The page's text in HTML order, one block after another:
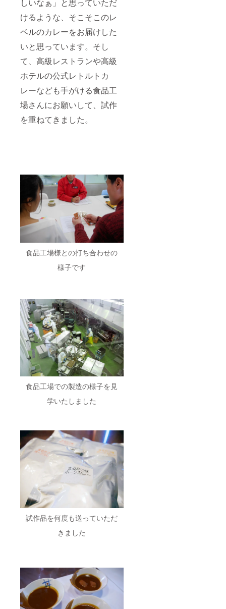
しいなぁ」と思っていただ
けるような、そこそこのレ
ベルのカレーをお届けした
いと思っています。そし
て、高級レストランや高級
ホテルの公式レトルトカ
レーなども手がける食品工
場さんにお願いして、試作
を重ねてきました。
食品工場様との打ち合わせの
様子です
食品工場での製造の様子を見
学いたしました
試作品を何度も送っていただ
きました